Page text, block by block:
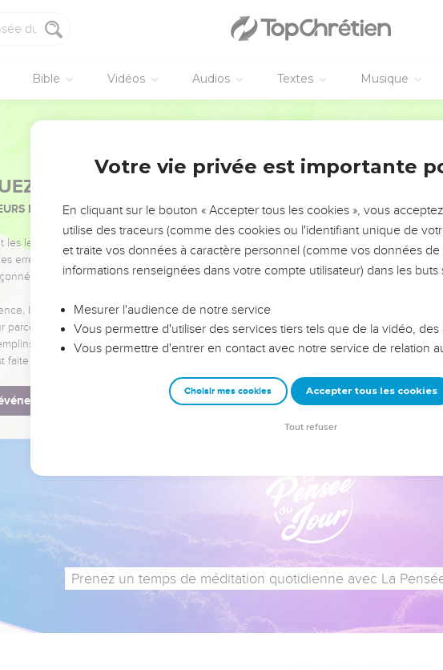
Bible Vidéos Audios Textes Musique
PAS L’ÉVÉNEMENT DE L’ANNÉE !
POUVAIENT VOUS ÉVITER LES VOTRES ?
les leaders pour leurs réussites, leur impact, leur foi ou leur vision. Mais on voit
erreurs et les saisons difficiles qu'ils ont traversés, alors même que ce sont
leaders, entrepreneurs, et responsables reviennent sur les erreurs
parcours et les clés pour avancer avec plus de sagesse afin que leurs erreurs
Que vous guidiez un ministère, une équipe, un groupe ou une famille,
faite pour vous.
Prenez un temps de méditation quotidienne avec La
Votre vie privée est importante
En cliquant sur le bouton « Accepter tous les cookies », vous
utilise des traceurs (comme des cookies ou l'identifiant unique de
et traite vos données à caractère personnel (comme vos données de
informations renseignées dans votre compte utilisateur) dans les buts
Mesurer l'audience de notre service
Vous permettre d'utiliser des services tiers tels que de la vidéo,
Vous permettre d'entrer en contact avec notre service de relation
Choisir mes cookies Accepter tous les cookies
Tout refuser